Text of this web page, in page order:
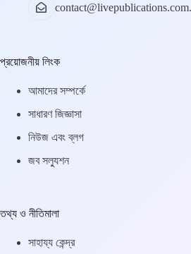
প্রয়োজনীয় লিংক
আমাদের সম্পর্কে
সাধারণ জিজ্ঞাসা
নিউজ এবং ব্লগ
জব সল্যুশন
তথ্য ও নীতিমালা
সাহায্য কেন্দ্র